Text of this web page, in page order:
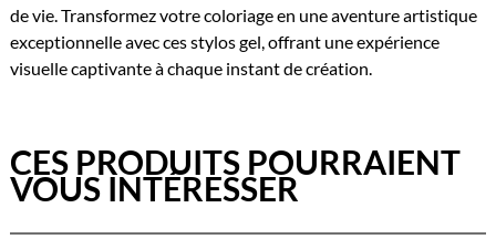
de vie. Transformez votre coloriage en une aventure artistique
exceptionnelle avec ces stylos gel, offrant une expérience
visuelle captivante à chaque instant de création.
CES PRODUITS POURRAIENT
VOUS INTÉRESSER